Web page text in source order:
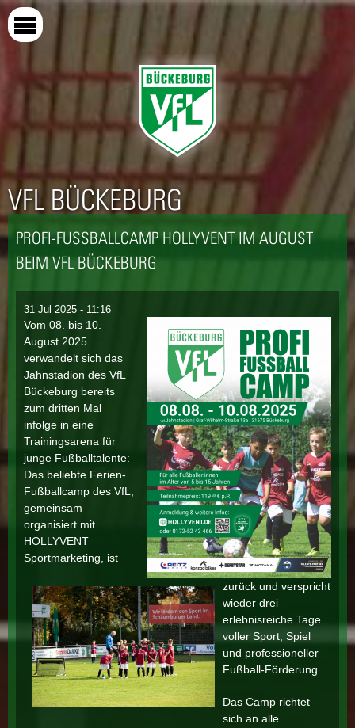
VFL BÜCKEBURG
PROFI-FUSSBALLCAMP HOLLYVENT IM AUGUST B
EIM VFL BÜCKEBURG
31 Jul 2025 - 11:16
Vom 08. bis 10.
August 2025
verwandelt sich das
Jahnstadion des VfL
Bückeburg bereits
zum dritten Mal
infolge in eine
Trainingsarena für
junge Fußballtalente:
Das beliebte Ferien-
Fußballcamp des VfL,
gemeinsam
organisiert mit
HOLLYVENT
Sportmarketing, ist
zurück und verspricht
wieder drei
erlebnisreiche Tage
voller Sport, Spiel
und professioneller
Fußball-Förderung.
Das Camp richtet
sich an alle